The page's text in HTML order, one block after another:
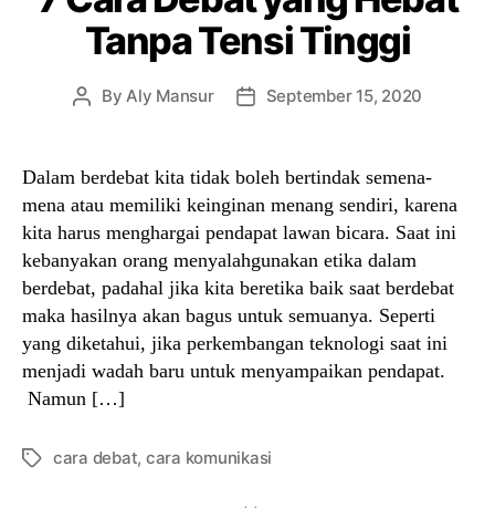
Tanpa Tensi Tinggi
PostByAly Mansur
PostSeptember 15, 2020
Dalam berdebat kita tidak boleh bertindak semena-
mena atau memiliki keinginan menang sendiri, karena
kita harus menghargai pendapat lawan bicara. Saat ini
kebanyakan orang menyalahgunakan etika dalam
berdebat, padahal jika kita beretika baik saat berdebat
maka hasilnya akan bagus untuk semuanya. Seperti
yang diketahui, jika perkembangan teknologi saat ini
menjadi wadah baru untuk menyampaikan pendapat.
Namun […]
Tagscara debat, cara komunikasi